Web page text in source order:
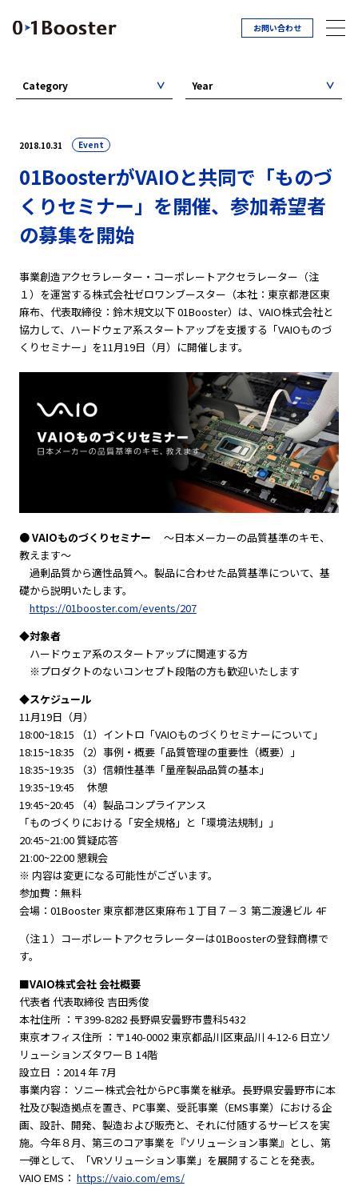
お問い合わせ
2018.10.31 Event
01BoosterがVAIOと共同で「ものづ
くりセミナー」を開催、参加希望者
の募集を開始
事業創造アクセラレーター・コーポレートアクセラレーター（注
１）を運営する株式会社ゼロワンブースター（本社：東京都港区東
麻布、代表取締役：鈴木規文以下 01Booster）は、VAIO株式会社と
協力して、ハードウェア系スタートアップを支援する「VAIOものづ
くりセミナー」を11月19日（月）に開催します。
● VAIOものづくりセミナー
〜日本メーカーの品質基準のキモ、
教えます〜
過剰品質から適性品質へ。製品に合わせた品質基準について、基
礎から説明いたします。
https://01booster.com/events/207
◆対象者
ハードウェア系のスタートアップに関連する方
※プロダクトのないコンセプト段階の方も歓迎いたします
◆スケジュール
11月19日（月）
18:00~18:15 （1）イントロ「VAIOものづくりセミナーについて」
18:15~18:35 （2）事例・概要「品質管理の重要性（概要）」
18:35~19:35 （3）信頼性基準「量産製品品質の基本」
19:35~19:45 休憩
19:45~20:45 （4）製品コンプライアンス
「ものづくりにおける「安全規格」と「環境法規制」」
20:45~21:00 質疑応答
21:00~22:00 懇親会
※ 内容は変更になる可能性がございます。
参加費：無料
会場：01Booster 東京都港区東麻布１丁目７－３ 第二渡邊ビル 4F
（注１）コーポレートアクセラレーターは01Boosterの登録商標で
す。
■VAIO株式会社 会社概要
代表者 代表取締役 吉田秀俊
本社住所 ：〒399-8282 長野県安曇野市豊科5432
東京オフィス住所 ：〒140-0002 東京都品川区東品川 4-12-6 日立ソ
リューションズタワーＢ 14階
設立日 ：2014 年 7月
事業内容： ソニー株式会社からPC事業を継承。長野県安曇野市に本
社及び製造拠点を置き、PC事業、受託事業（EMS事業）における企
画、設計、開発、製造および販売と、それに付随するサービスを実
施。今年８月、第三のコア事業を『ソリューション事業』とし、第
一弾として、「VRソリューション事業」を展開することを発表。
VAIO EMS： https://vaio.com/ems/
Category Year